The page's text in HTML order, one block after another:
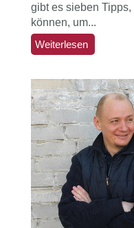
gibt es sieben
können, um...
Weiterlesen